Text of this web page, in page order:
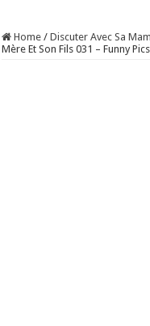
Home / Discuter Avec Sa
Mère Et Son Fils 031 – Funny Pics